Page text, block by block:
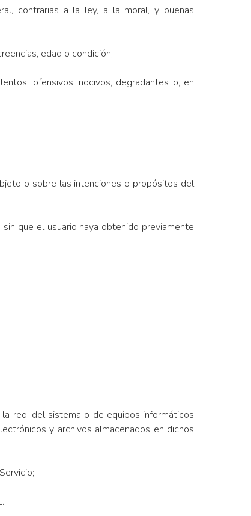
contrarias a la ley, a la moral, y buenas
edad o condición;
ofensivos, nocivos, degradantes o, en
o sobre las intenciones o propósitos del
que el usuario haya obtenido previamente
red, del sistema o de equipos informáticos
y archivos almacenados en dichos